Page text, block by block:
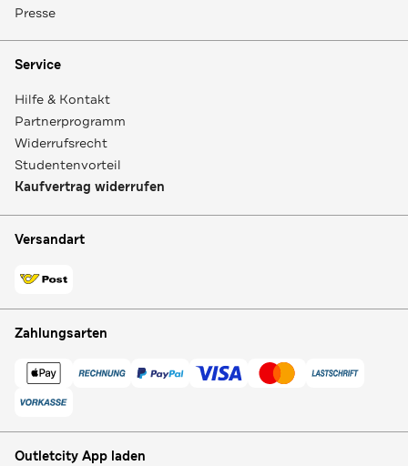
Presse
Service
Hilfe & Kontakt
Partnerprogramm
Widerrufsrecht
Studentenvorteil
Kaufvertrag widerrufen
Versandart
Zahlungsarten
Outletcity App laden